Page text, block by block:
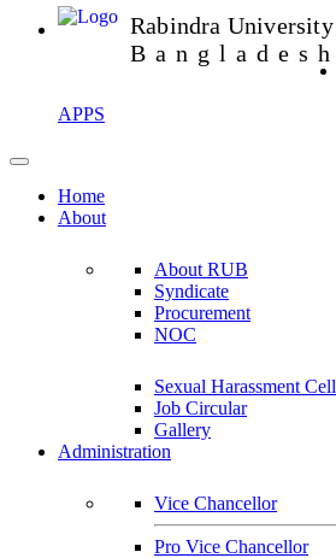
Rabindra University
Bangladesh
APPS
Home
About
About RUB
Syndicate
Procurement
NOC
Sexual Harassment Cell
Job Circular
Gallery
Administration
Vice Chancellor
Pro Vice Chancellor